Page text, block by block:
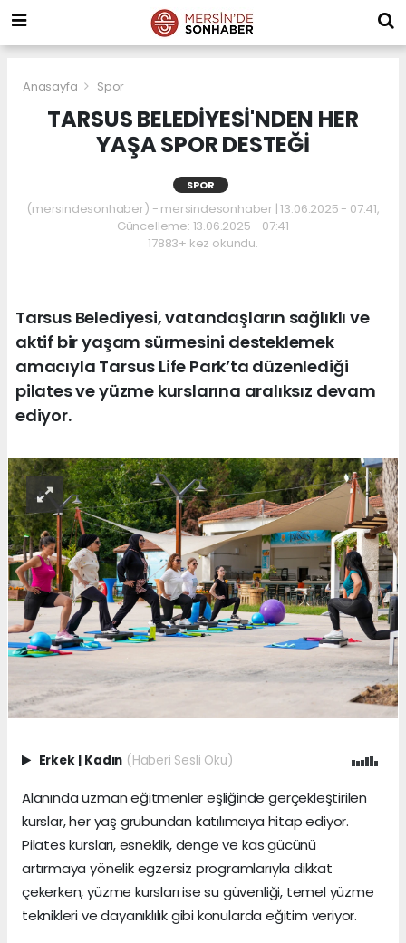
Anasayfa Spor
TARSUS BELEDİYESİ'NDEN HER
YAŞA SPOR DESTEĞİ
SPOR
(mersindesonhaber) - mersindesonhaber | 13.06.2025 - 07:41,
Güncelleme: 13.06.2025 - 07:41
17883+ kez okundu.
Tarsus Belediyesi, vatandaşların sağlıklı ve
aktif bir yaşam sürmesini desteklemek
amacıyla Tarsus Life Park’ta düzenlediği
pilates ve yüzme kurslarına aralıksız devam
ediyor.
Erkek | Kadın (Haberi Sesli Oku)
Alanında uzman eğitmenler eşliğinde gerçekleştirilen
kurslar, her yaş grubundan katılımcıya hitap ediyor.
Pilates kursları, esneklik, denge ve kas gücünü
artırmaya yönelik egzersiz programlarıyla dikkat
çekerken, yüzme kursları ise su güvenliği, temel yüzme
teknikleri ve dayanıklılık gibi konularda eğitim veriyor.